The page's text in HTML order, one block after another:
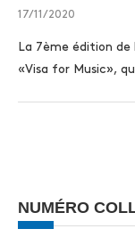
17/11/2020
La 7ème édition
«Visa for Music»,
NUMÉRO